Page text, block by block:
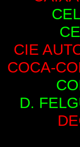
CIE
COCA-
D.